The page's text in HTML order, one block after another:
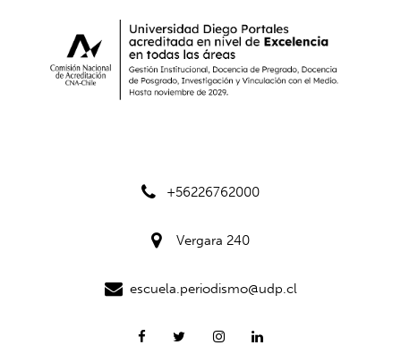
+56226762000
Vergara 240
escuela.periodismo@udp.cl